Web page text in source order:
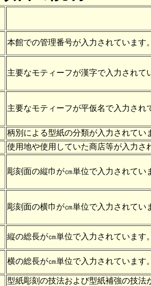
本館での管理番号が入力されています
主要なモティーフが漢字で入力されて
主要なモティーフが平仮名で入力され
柄別による型紙の分類が入力されてい
使用地や使用していた商店等が入力さ
彫刻面の縦巾が㎝単位で入力されてい
彫刻面の横巾が㎝単位で入力されてい
縦の総長が㎝単位で入力されています
横の総長が㎝単位で入力されています
型紙彫刻の技法および型紙補強の技法